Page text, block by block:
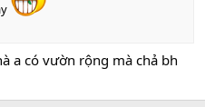
a có vườn rộng mà chả bh